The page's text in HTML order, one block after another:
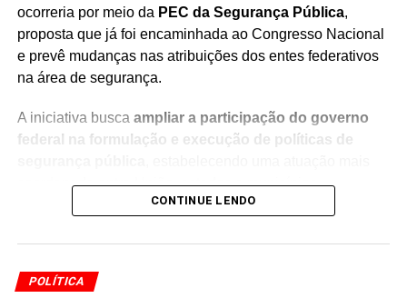
ocorreria por meio da PEC da Segurança Pública,
proposta que já foi encaminhada ao Congresso Nacional
e prevê mudanças nas atribuições dos entes federativos
na área de segurança.
A iniciativa busca ampliar a participação do governo
federal na formulação e execução de políticas de
coordenada entre União, estados e municípios.
coordenação da execução das políticas nacionais de
Segurança Pública (Susp)
CONTINUE LENDO
POLÍTICA